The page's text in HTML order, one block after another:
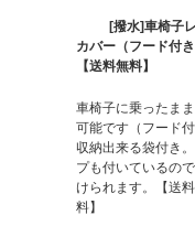
[撥水]車椅子
カバー（フード
【送料無料】
車椅子に乗ったま
可能です（フード
収納出来る袋付き
プも付いているの
けられます。【送
料】